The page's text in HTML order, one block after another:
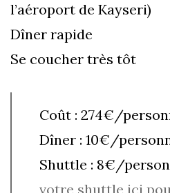
l’aéroport de Kayseri)
Dîner rapide
Se coucher très tôt
Coût : 274€/
Dîner : 10€/
Shuttle : 8€/
votre shuttle ici